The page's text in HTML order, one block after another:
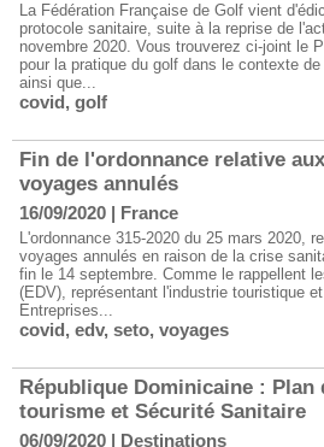
La Fédération Française de Golf vient
protocole sanitaire, suite à la reprise de
novembre 2020. Vous trouverez ci-joint le
pour la pratique du golf dans le contexte de
ainsi que...
covid, golf
Fin de l'ordonnance relative
voyages annulés
16/09/2020 | France
​L'ordonnance 315-2020 du 25 mars 2020,
voyages annulés en raison de la crise
fin le 14 septembre. Comme le rappellent
(EDV), représentant l'industrie touristique
Entreprises...
covid, edv, seto, voyages
République Dominicaine : Plan
tourisme et Sécurité Sanitaire
06/09/2020 | Destinations